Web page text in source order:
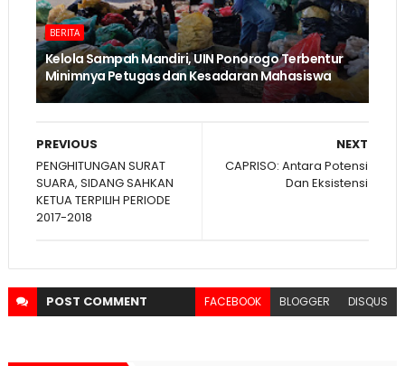
BERITA
Kelola Sampah Mandiri, UIN Ponorogo Terbentur
Minimnya Petugas dan Kesadaran Mahasiswa
NEXT
CAPRISO: Antara Potensi
Dan Eksistensi
PREVIOUS
PENGHITUNGAN SURAT
SUARA, SIDANG SAHKAN
KETUA TERPILIH PERIODE
2017-2018
POST COMMENT FACEBOOK BLOGGER DISQUS